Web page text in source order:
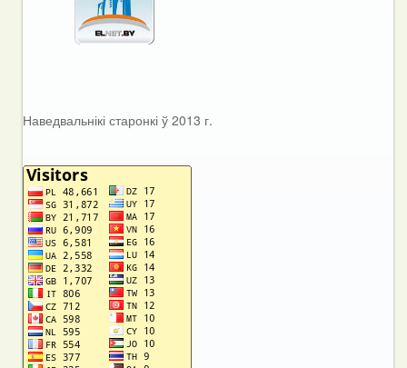
Наведвальнікі старонкі ў 2013 г.